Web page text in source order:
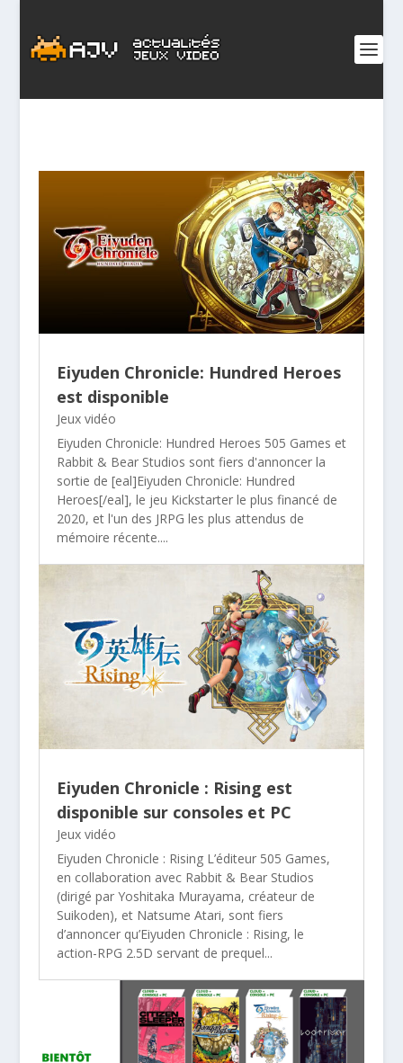
Eiyuden Chronicle: Hundred Heroes
est disponible
Jeux vidéo
Eiyuden Chronicle: Hundred Heroes 505 Games et
Rabbit & Bear Studios sont fiers d'annoncer la
sortie de [eal]Eiyuden Chronicle: Hundred
Heroes[/eal], le jeu Kickstarter le plus financé de
2020, et l'un des JRPG les plus attendus de
mémoire récente....
Eiyuden Chronicle : Rising est
disponible sur consoles et PC
Jeux vidéo
Eiyuden Chronicle : Rising L’éditeur 505 Games,
en collaboration avec Rabbit & Bear Studios
(dirigé par Yoshitaka Murayama, créateur de
Suikoden), et Natsume Atari, sont fiers
d’annoncer qu’Eiyuden Chronicle : Rising, le
action-RPG 2.5D servant de prequel...